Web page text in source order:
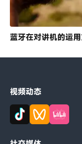
蓝牙在对讲机的运
视频动态